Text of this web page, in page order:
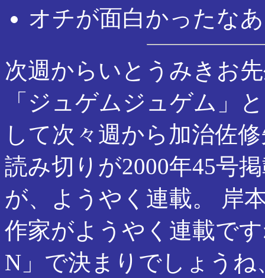
オチが面白かったな
次週からいとうみきお
「ジュゲムジュゲム」
して次々週から加治佐
読み切りが2000年45号
が、ようやく連載。 岸
作家がようやく連載で
N」で決まりでしょうね